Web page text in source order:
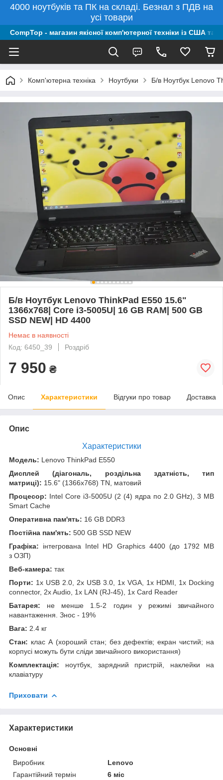
4000 ноутбуків та ПК на складі. Безнал з ПДВ на
усі товари
CompTop - магазин якісної комп'ютерної техніки із США та
Комп'ютерна техніка Ноутбуки Б/в Ноутбук Lenovo
Б/в Ноутбук Lenovo ThinkPad E550 15.6"
1366x768| Core i3-5005U| 16 GB RAM| 500 GB
SSD NEW| HD 4400
Немає в наявності
Код: 6450_39
Роздріб
7 950 ₴
Опис Характеристики Відгуки про товар Доставка
Опис
Характеристики
Модель: Lenovo ThinkPad E550
Дисплей (діагональ, роздільна здатність, тип
матриці): 15.6" (1366x768) TN, матовий
Процесор: Intel Core i3-5005U (2 (4) ядра по 2.0 GHz), 3 MB
Smart Cache
Оперативна пам'ять: 16 GB DDR3
Постійна пам'ять: 500 GB SSD NEW
Графіка: інтегрована Intel HD Graphics 4400 (до 1792 MB
з ОЗП)
Веб-камера: так
Порти: 1x USB 2.0, 2x USB 3.0, 1x VGA, 1x HDMI, 1x Docking
connector, 2x Audio, 1x LAN (RJ-45), 1x Card Reader
Батарея: не менше 1.5-2 годин у режимі звичайного
навантаження. Знос - 19%
Вага: 2.4 кг
Стан: клас А (хороший стан; без дефектів; екран чистий; на
корпусі можуть бути сліди звичайного використання)
Комплектація: ноутбук, зарядний пристрій, наклейки на
клавіатуру
Приховати
Характеристики
Основні
Виробник
Lenovo
Гарантійний термін
6 міс